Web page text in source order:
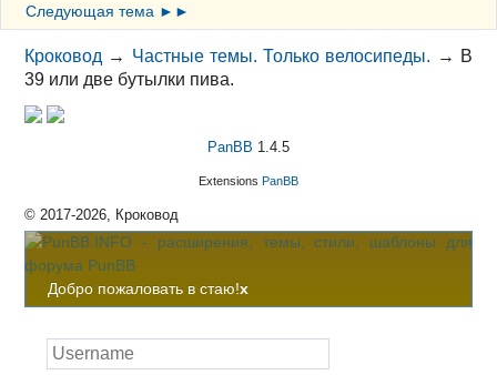
Следующая тема ►►
Кроковод → Частные темы. Только велосипеды. → В
39 или две бутылки пива.
PanBB 1.4.5
Extensions PanBB
© 2017-2026, Кроковод
Добро пожаловать в стаю!x